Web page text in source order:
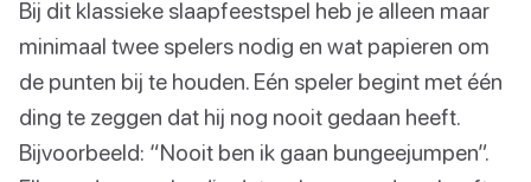
Bij dit klassieke slaapfeestspel heb je alleen maar
minimaal twee spelers nodig en wat papieren om
de punten bij te houden. Eén speler begint met één
ding te zeggen dat hij nog nooit gedaan heeft.
Bijvoorbeeld: “Nooit ben ik gaan bungeejumpen”.